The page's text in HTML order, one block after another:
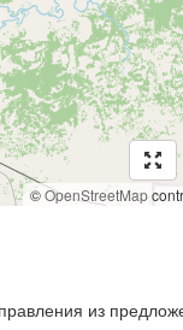
©OpenStreetMap
из